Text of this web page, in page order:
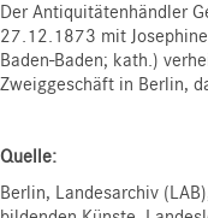
Der Antiquitätenhändler
27.12.1873 mit
Baden-Baden; kath.)
Zweiggeschäft in Berlin,
Quelle:
Berlin, Landesarchiv